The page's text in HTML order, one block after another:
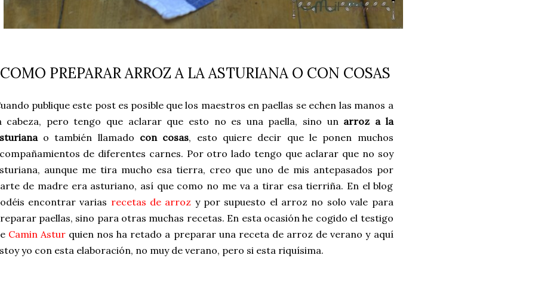
COMO PREPARAR ARROZ A LA ASTURIANA O CON COSAS
publique este post es posible que los maestros en paellas se echen las manos a
cabeza, pero tengo que aclarar que esto no es una paella, sino un arroz a la
o también llamado con cosas, esto quiere decir que le ponen muchos
de diferentes carnes. Por otro lado tengo que aclarar que no soy
aunque me tira mucho esa tierra, creo que uno de mis antepasados por
de madre era asturiano, así que como no me va a tirar esa tierriña. En el blog
encontrar varias recetas de arroz y por supuesto el arroz no solo vale para
paellas, sino para otras muchas recetas. En esta ocasión he cogido el testigo
Camin Asturquien nos ha retado a preparar una receta de arroz de verano y aquí
yo con esta elaboración, no muy de verano, pero si esta riquísima.